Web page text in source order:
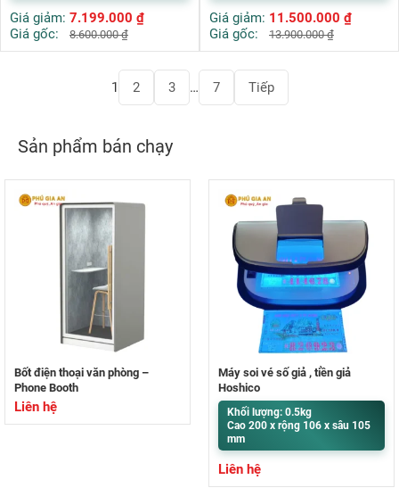
Giá giảm: 7.199.000 ₫
Giá gốc:
8.600.000₫
Giá giảm: 11.500.000 ₫
Giá gốc:
13.900.000₫
Phân
trang
1 2 3 … 7 Tiếp
Sản phẩm bán chạy
Bốt điện thoại văn phòng –
Phone Booth
Liên hệ
Máy soi vé số giả , tiền giả
Hoshico
Khối lượng: 0.5kg
Cao 200 x rộng 106 x sâu 105
mm
Liên hệ